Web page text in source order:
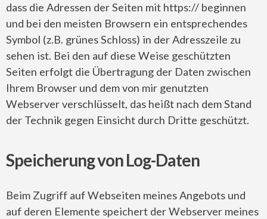
dass die Adressen der Seiten mit https:// beginnen
und bei den meisten Browsern ein entsprechendes
Symbol (z.B. grünes Schloss) in der Adresszeile zu
sehen ist. Bei den auf diese Weise geschützten
Seiten erfolgt die Übertragung der Daten zwischen
Ihrem Browser und dem von mir genutzten
Webserver verschlüsselt, das heißt nach dem Stand
der Technik gegen Einsicht durch Dritte geschützt.
Speicherung von Log-Daten
Beim Zugriff auf Webseiten meines Angebots und
auf deren Elemente speichert der Webserver meines